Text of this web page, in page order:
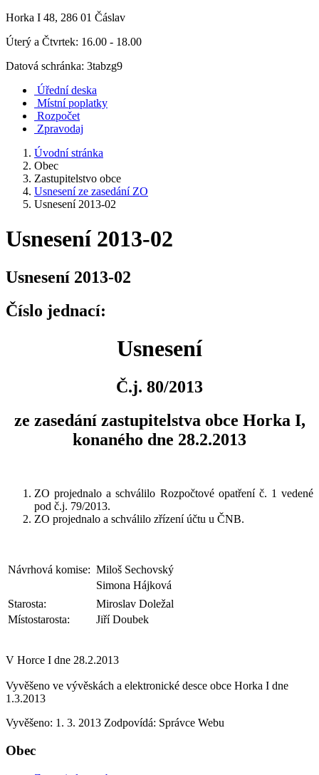
Horka I 48, 286 01 Čáslav
Úterý a Čtvrtek: 16.00 - 18.00
Datová schránka: 3tabzg9
Úřední deska
Místní poplatky
Rozpočet
Zpravodaj
Úvodní stránka
Obec
Zastupitelstvo obce
Usnesení ze zasedání ZO
Usnesení 2013-02
Usnesení 2013-02
Usnesení 2013-02
Číslo jednací:
Usnesení
Č.j. 80/2013
ze zasedání zastupitelstva obce Horka I,
konaného dne 28.2.2013
ZO projednalo a schválilo Rozpočtové opatření č. 1 vedené
pod č.j. 79/2013.
ZO projednalo a schválilo zřízení účtu u ČNB.
Návrhová komise: Miloš Sechovský
Simona Hájková
Starosta:
Miroslav Doležal
Místostarosta:
Jiří Doubek
V Horce I dne 28.2.2013
Vyvěšeno ve vývěskách a elektronické desce obce Horka I dne
1.3.2013
Vyvěšeno: 1. 3. 2013 Zodpovídá: Správce Webu
Obec